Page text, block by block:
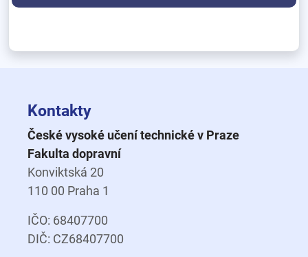
Kontakty
České vysoké učení technické v Praze
Fakulta dopravní
Konviktská 20
110 00 Praha 1
IČO: 68407700
DIČ: CZ68407700